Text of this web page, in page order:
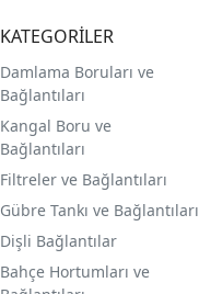
KATEGORİLER
Damlama Boruları ve
Bağlantıları
Kangal Boru ve
Bağlantıları
Filtreler ve Bağlantıları
Gübre Tankı ve Bağlantıları
Dişli Bağlantılar
Bahçe Hortumları ve